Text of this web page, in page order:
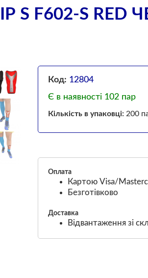
F602-S RED
Код: 12804
Є в наявності 102 пар
Кількість в упаковці: 200
Оплата
Картою Visa/
Безготівково
Доставка
Відвантаження зі